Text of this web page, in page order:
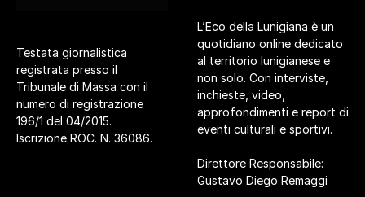
Testata giornalistica
registrata presso il
Tribunale di Massa con il
numero di registrazione
196/1 del 04/2015.
Iscrizione ROC. N. 36086.
L’Eco della Lunigiana è un
quotidiano online dedicato
al territorio lunigianese e
non solo. Con interviste,
inchieste, video,
approfondimenti e report di
eventi culturali e sportivi.
Direttore Responsabile:
Gustavo Diego Remaggi